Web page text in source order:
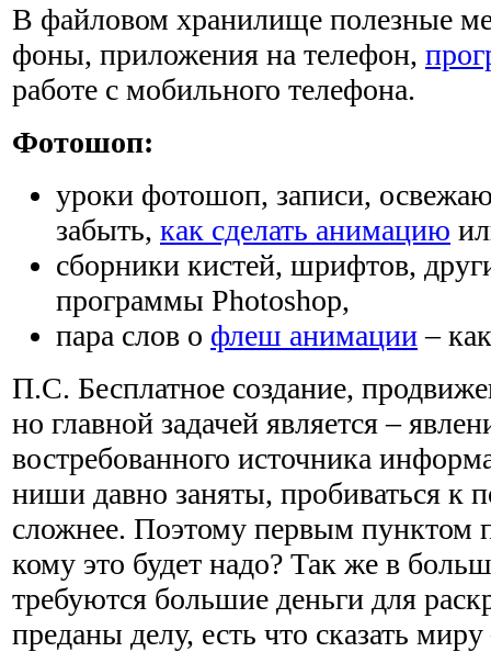
В файловом хранилище полезные
фоны, приложения на телефон,
работе с мобильного телефона.
Фотошоп:
уроки фотошоп, записи,
забыть, как сделать анимацию
сборники кистей, шрифтов,
программы Photoshop,
пара слов о флеш анимации–
П.С. Бесплатное создание,
но главной задачей является –
востребованного источника
ниши давно заняты, пробиваться к
сложнее. Поэтому первым пунктом
кому это будет надо? Так же в
требуются большие деньги для
преданы делу, есть что сказать